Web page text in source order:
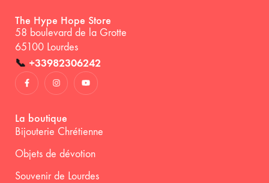
The Hype Hope Store
58 boulevard de la Grotte
65100 Lourdes
📞 +33982306242
La boutique
Bijouterie Chrétienne
Objets de dévotion
Souvenir de Lourdes